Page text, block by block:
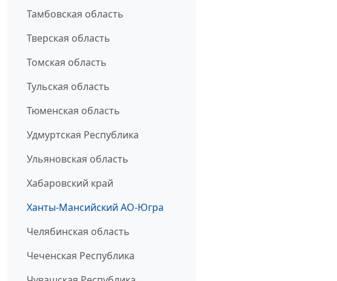
Тамбовская область
Тверская область
Томская область
Тульская область
Тюменская область
Удмуртская Республика
Ульяновская область
Хабаровский край
Ханты-Мансийский АО-Югра
Челябинская область
Чеченская Республика